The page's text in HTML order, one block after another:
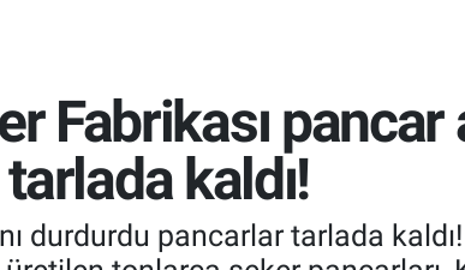
Fabrikası pancar
kaldı!
durdurdu pancarlar tarlada